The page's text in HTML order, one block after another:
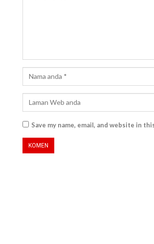
Save my name, email, and website in